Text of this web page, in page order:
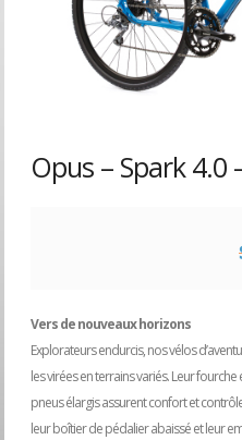
Opus – Spark 4.0
Vers de nouveaux horizons
Explorateurs endurcis, nos vélos
les virées en terrains variés. Leur
pneus élargis assurent confort et
leur boîtier de pédalier abaissé et leur